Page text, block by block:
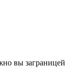
вы заграницей